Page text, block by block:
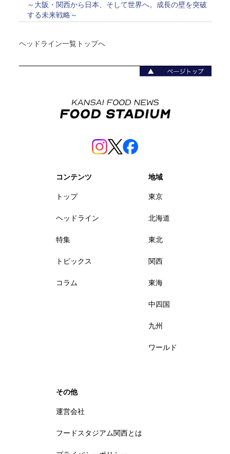
～大阪・関西から日本、そして世界へ。成長の壁を突破
する未来戦略～
ヘッドライン一覧トップへ
コンテンツ
トップ
ヘッドライン
特集
トピックス
コラム
地域
東京
北海道
東北
関西
東海
中四国
九州
ワールド
その他
運営会社
フードスタジアム関西とは